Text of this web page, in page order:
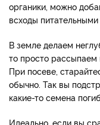
органики, можно
всходы
В земле делаем
то просто рассыпаем
При посеве,
обычно. Так вы
какие-то семена
Идеально, если вы